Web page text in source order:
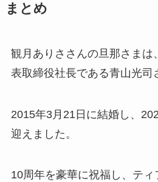
まとめ
観月ありささんの旦那さまは
表取締役社長である青山光司
2015年3月21日に結婚し、
迎えました。
10周年を豪華に祝福し、テ